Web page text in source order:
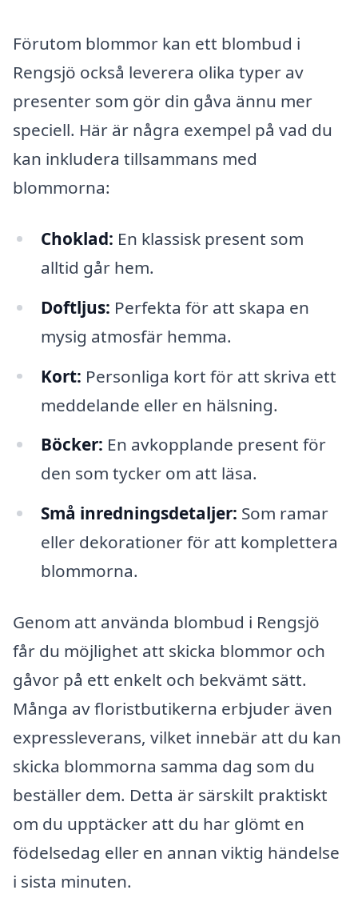
Förutom blommor kan ett blombud i
Rengsjö också leverera olika typer av
presenter som gör din gåva ännu mer
speciell. Här är några exempel på vad du
kan inkludera tillsammans med
blommorna:
Choklad: En klassisk present som
alltid går hem.
Doftljus: Perfekta för att skapa en
mysig atmosfär hemma.
Kort: Personliga kort för att skriva ett
meddelande eller en hälsning.
Böcker: En avkopplande present för
den som tycker om att läsa.
Små inredningsdetaljer: Som ramar
eller dekorationer för att komplettera
blommorna.
Genom att använda blombud i Rengsjö
får du möjlighet att skicka blommor och
gåvor på ett enkelt och bekvämt sätt.
Många av floristbutikerna erbjuder även
expressleverans, vilket innebär att du kan
skicka blommorna samma dag som du
beställer dem. Detta är särskilt praktiskt
om du upptäcker att du har glömt en
födelsedag eller en annan viktig händelse
i sista minuten.